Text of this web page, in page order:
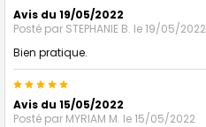
Avis du 19/05/2022
Posté par STEPHANIE B. le 19/05/2022
Bien pratique.
5
Avis du 15/05/2022
Posté par MYRIAM M. le 15/05/2022